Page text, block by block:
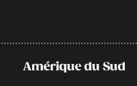
Amérique du Sud